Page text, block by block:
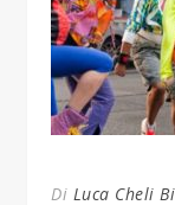
Di Luca Cheli